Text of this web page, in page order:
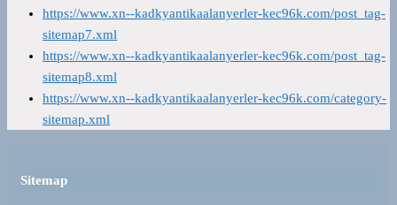
https://www.xn--kadkyantikaalanyerler-kec96k.com/post_tag-
sitemap7.xml
https://www.xn--kadkyantikaalanyerler-kec96k.com/post_tag-
sitemap8.xml
https://www.xn--kadkyantikaalanyerler-kec96k.com/category-
sitemap.xml
Sitemap